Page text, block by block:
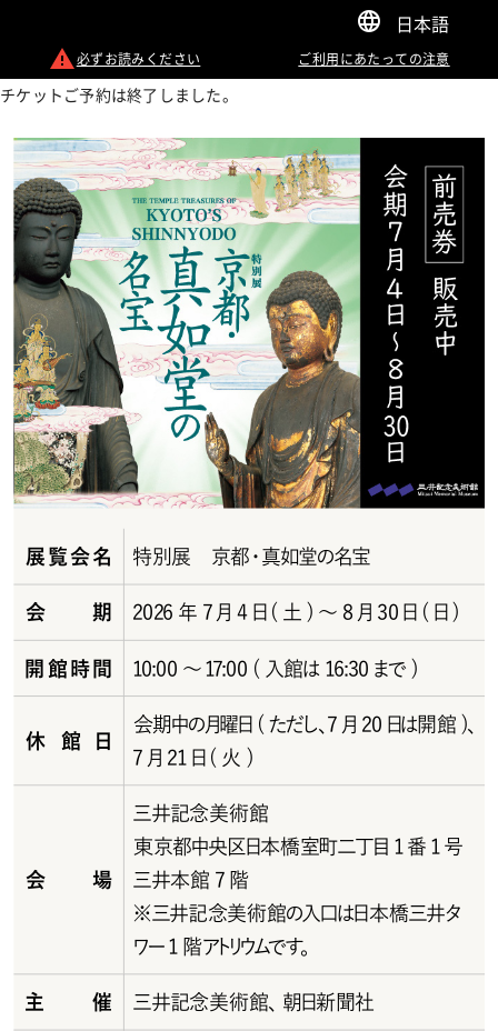
日本語
必ずお読みください ご利用にあたっての注意
チケットご予約は終了しました。
展覧会名 特別展 京都・真如堂の名宝
会期2026年7月4日(土)～8月30日(日)
開館時間 10:00～17:00 (入館は16:30まで)
休館日
会 期 中 の 月 曜 日 ( た だ し 、7 月 2 0 日 は 開 館 ) 、
7月21日( 火 )
会場
三井記念美術館
東京都中央区日本橋室町二丁目1 番 1 号
三井本館 7階
※三井記念美術館の入口は日本橋三井タ
ワー 1 階アトリウムで す。
主催三井記念美術館、朝日新聞社